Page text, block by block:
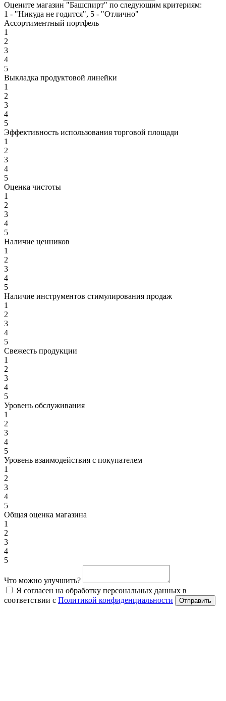
Оцените магазин "Башспирт" по следующим критериям:
1 - "Никуда не годится", 5 - "Отлично"
Ассортиментный портфель
1
2
3
4
5
Выкладка продуктовой линейки
1
2
3
4
5
Эффективность использования торговой площади
1
2
3
4
5
Оценка чистоты
1
2
3
4
5
Наличие ценников
1
2
3
4
5
Наличие инструментов стимулирования продаж
1
2
3
4
5
Свежесть продукции
1
2
3
4
5
Уровень обслуживания
1
2
3
4
5
Уровень взаимодействия с покупателем
1
2
3
4
5
Общая оценка магазина
1
2
3
4
5
Что можно улучшить?
Я согласен на обработку персональных данных в
соответствии с Политикой конфиденциальности Отправить